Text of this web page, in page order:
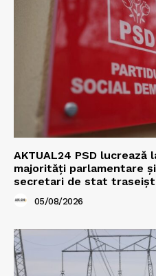
AKTUAL24 PSD lucrează
majorităţi parlamentare
secretari de stat
05/08/2026